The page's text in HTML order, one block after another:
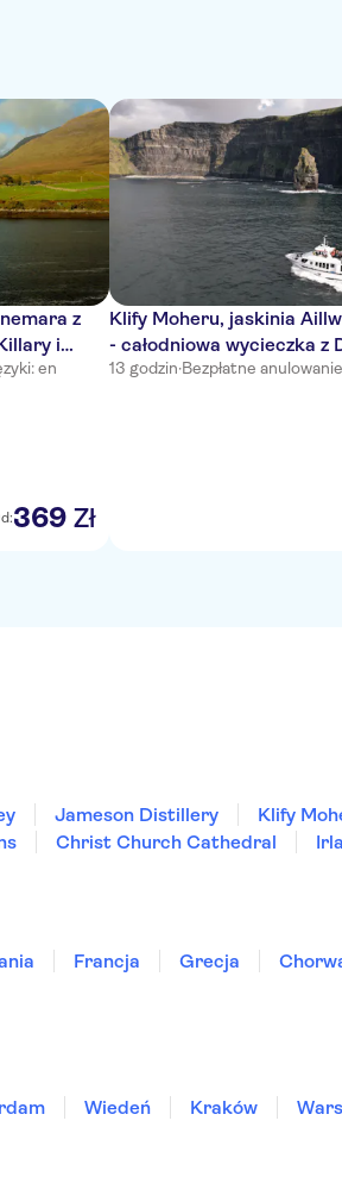
z
i
en
369 Zł
Klify Moheru, jaskinia
- całodniowa wycieczka z
13 godzin·Bezpłatne anulowanie
Jameson Distillery Klify
Christ Church Cathedral
Francja Grecja
Wiedeń Kraków